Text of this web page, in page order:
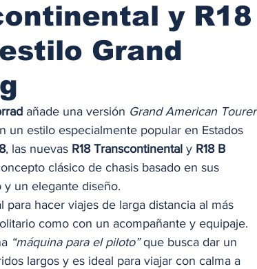
y R18
Grand
añade una versión Grand American Tourer
un estilo especialmente popular en Estados
, las nuevas R18 Transcontinental y R18 B
clásico de chasis basado en sus
un elegante diseño.
para hacer viajes de larga distancia al más
como con un acompañante y equipaje.
“máquina para el piloto” que busca dar un
largos y es ideal para viajar con calma a